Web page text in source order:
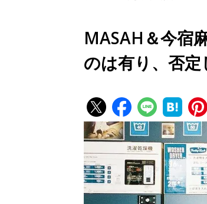
MASAH＆今宿
のは有り、否定